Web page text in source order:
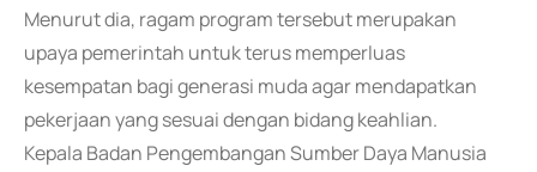
Menurut dia, ragam program tersebut merupakan
upaya pemerintah untuk terus memperluas
kesempatan bagi generasi muda agar mendapatkan
pekerjaan yang sesuai dengan bidang keahlian.
Kepala Badan Pengembangan Sumber Daya Manusia